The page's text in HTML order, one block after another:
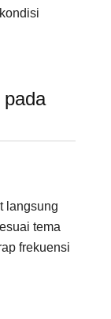
pada
langsung
tema
frekuensi